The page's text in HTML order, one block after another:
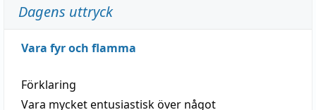
Dagens uttryck
Vara fyr och flamma
Förklaring
Vara mycket entusiastisk över något